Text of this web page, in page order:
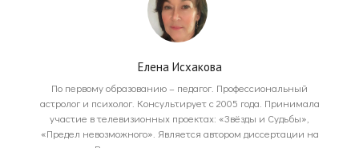
Елена Исхакова
По первому образованию – педагог. Профессиональный
астролог и психолог. Консультирует с 2005 года. Принимала
участие в телевизионных проектах: «Звёзды и Судьбы»,
«Предел невозможного». Является автором диссертации на